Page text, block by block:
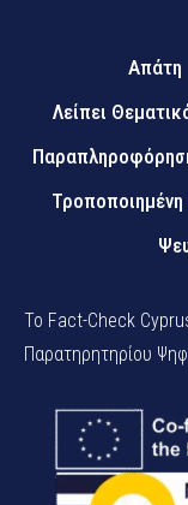
Απάτη
Λείπει
Τροποποιημένη
Το Fact-Check
Παρατηρητηρίου